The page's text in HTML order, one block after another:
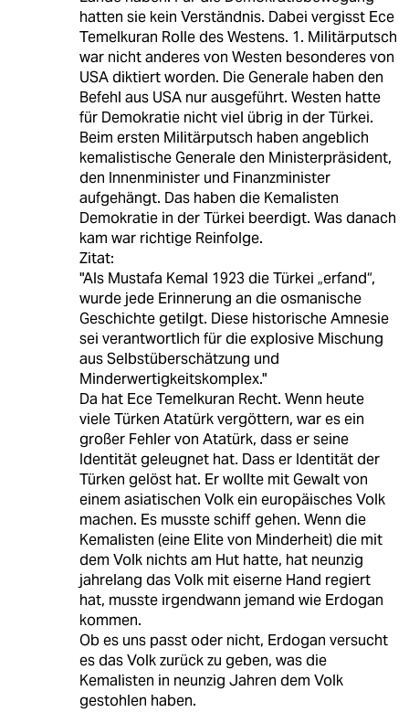
hatten sie kein Verständnis. Dabei vergisst Ece
Temelkuran Rolle des Westens. 1. Militärputsch
war nicht anderes von Westen besonderes von
USA diktiert worden. Die Generale haben den
Befehl aus USA nur ausgeführt. Westen hatte
für Demokratie nicht viel übrig in der Türkei.
Beim ersten Militärputsch haben angeblich
kemalistische Generale den Ministerpräsident,
den Innenminister und Finanzminister
aufgehängt. Das haben die Kemalisten
Demokratie in der Türkei beerdigt. Was danach
kam war richtige Reinfolge.
Zitat:
"Als Mustafa Kemal 1923 die Türkei „erfand“,
wurde jede Erinnerung an die osmanische
Geschichte getilgt. Diese historische Amnesie
sei verantwortlich für die explosive Mischung
aus Selbstüberschätzung und
Minderwertigkeitskomplex."
Da hat Ece Temelkuran Recht. Wenn heute
viele Türken Atatürk vergöttern, war es ein
großer Fehler von Atatürk, dass er seine
Identität geleugnet hat. Dass er Identität der
Türken gelöst hat. Er wollte mit Gewalt von
einem asiatischen Volk ein europäisches Volk
machen. Es musste schiff gehen. Wenn die
Kemalisten (eine Elite von Minderheit) die mit
dem Volk nichts am Hut hatte, hat neunzig
jahrelang das Volk mit eiserne Hand regiert
hat, musste irgendwann jemand wie Erdogan
kommen.
Ob es uns passt oder nicht, Erdogan versucht
es das Volk zurück zu geben, was die
Kemalisten in neunzig Jahren dem Volk
gestohlen haben.